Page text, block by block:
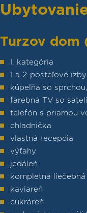
Turzov dom
I. kategória
1 a 2-posteľové
kúpeľňa so
farebná TV so
telefón s priamou
chladnička
vlastná recepcia
výťahy
jedáleň
kompletná
kaviareň
cukráreň